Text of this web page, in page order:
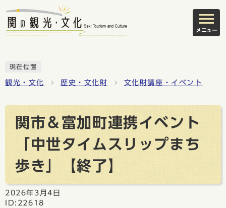
メニュー
現在位置
観光・文化 歴史・文化財 文化財講座・イベント
関市＆富加町連携イベント
「中世タイムスリップまち
歩き」【終了】
2026年3月4日
ID:22618